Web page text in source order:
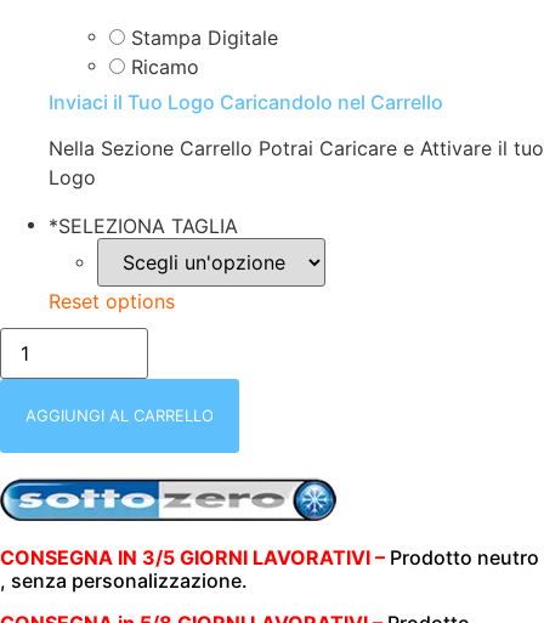
Stampa Digitale
Ricamo
Inviaci il Tuo Logo Caricandolo nel Carrello
Nella Sezione Carrello Potrai Caricare e Attivare il tuo
Logo
*SELEZIONA TAGLIA
Reset options
FELPA
MEZZA
ZIP
DONNA
STRIKE
GRIGIO
CHIARO
280gr/m2
quantità
AGGIUNGI AL CARRELLO
CONSEGNA IN 3/5 GIORNI LAVORATIVI – Prodotto neutro
, senza personalizzazione.